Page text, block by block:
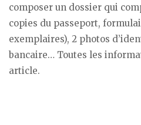
composer un dossier qui
copies du passeport,
exemplaires), 2 photos
bancaire… Toutes les
article.